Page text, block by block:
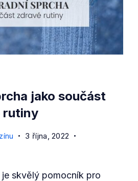
jako součást
rutiny
3 října, 2022
je skvělý pomocník pro